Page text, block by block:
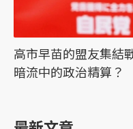
高市早苗的盟友集結
暗流中的政治精算？